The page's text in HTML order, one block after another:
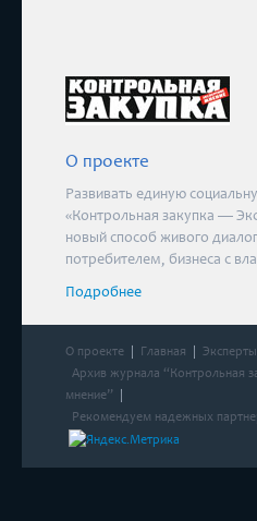
О проекте
Развивать единую
«Контрольная закупка —
новый способ живого
потребителем, бизнеса с
Подробнее
О проекте Главная
Эксперты
Архив журнала “Контрольная
мнение”
Рекомендуем надежных